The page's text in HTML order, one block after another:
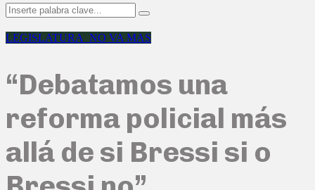
Search
for:
Search
LEGISLATURA_NO VA MAS
“Debatamos una
reforma policial más
allá de si Bressi si o